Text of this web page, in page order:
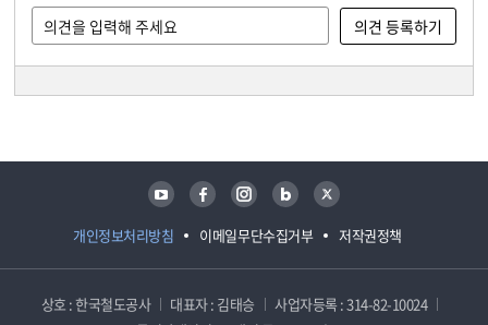
개인정보처리방침 이메일무단수집거부 저작권정책
유튜브 페이스북 인스타그램 블로그 트위터
상호 : 한국철도공사 대표자 : 김태승
사업자등록 : 314-82-10024